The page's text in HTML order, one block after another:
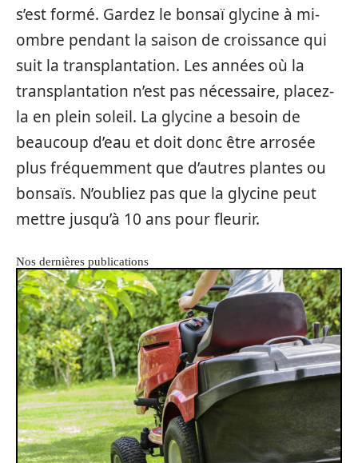
s’est formé. Gardez le bonsaï glycine à mi-
ombre pendant la saison de croissance qui
suit la transplantation. Les années où la
transplantation n’est pas nécessaire, placez-
la en plein soleil. La glycine a besoin de
beaucoup d’eau et doit donc être arrosée
plus fréquemment que d’autres plantes ou
bonsaïs. N’oubliez pas que la glycine peut
mettre jusqu’à 10 ans pour fleurir.
Nos dernières publications